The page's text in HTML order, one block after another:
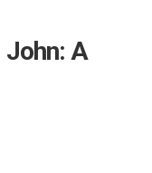
John: A